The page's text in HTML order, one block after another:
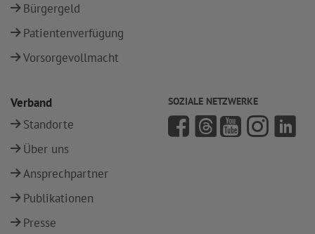
Bürgergeld
Patientenverfügung
Vorsorgevollmacht
Verband
Standorte
Über uns
Ansprechpartner
Publikationen
Presse
SOZIALE NETZWERKE